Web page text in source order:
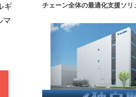
ギ
マ
チェーン全体の最適化支援ソリ